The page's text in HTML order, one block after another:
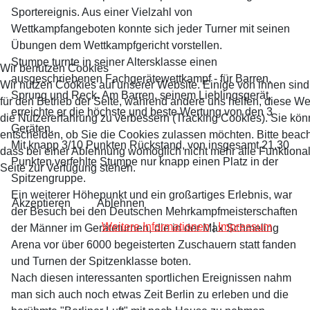
Sportereignis. Aus einer Vielzahl von
Wettkampfangeboten konnte sich jeder Turner mit seinen
Übungen dem Wettkampfgericht vorstellen.
Stumpe turnte in seiner Altersklasse einen
ausgeschriebenen Fachgerätewettkampf - für Barren,
Sprung und Reck. Am Barren, seinem Lieblingsgerät,
erreichte er die höchste und beste Wertung von den 3
Geräten.
Mit knapp 3/10 Punkten Rückstand, von insgesamt 21,30
Punkten verfehlte Stumpe nur knapp einen Platz in der
Spitzengruppe.
Ein weiterer Höhepunkt und ein großartiges Erlebnis, war
der Besuch bei den Deutschen Mehrkampfmeisterschaften
der Männer im Geräteturnen, die in der Max Schmeling
Arena vor über 6000 begeisterten Zuschauern statt fanden
und Turnen der Spitzenklasse boten.
Nach diesen interessanten sportlichen Ereignissen nahm
man sich auch noch etwas Zeit Berlin zu erleben und die
Wir benutzen Cookies
Wir nutzen Cookies auf unserer Website. Einige von ihnen
für den Betrieb der Seite, während andere uns helfen, diese
die Nutzererfahrung zu verbessern (Tracking Cookies). Sie
entscheiden, ob Sie die Cookies zulassen möchten. Bitte
dass bei einer Ablehnung womöglich nicht mehr alle
Seite zur Verfügung stehen.
Akzeptieren Ablehnen
Weitere Informationen|Impressum